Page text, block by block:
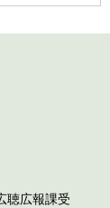
聴広報課受